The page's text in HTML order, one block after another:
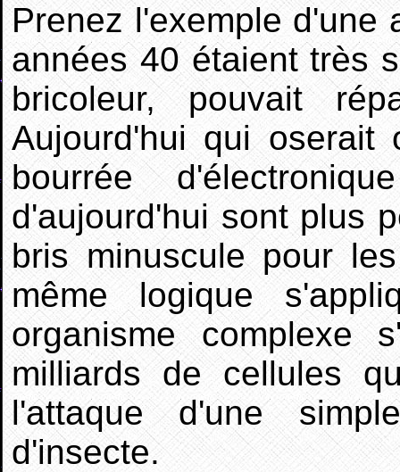
Prenez l'exemple d'une
années 40 étaient très
bricoleur, pouvait
Aujourd'hui qui
bourrée
d'aujourd'hui sont plus
bris minuscule pour
même logique
organisme
milliards de cellules
l'attaque d'une
d'insecte.